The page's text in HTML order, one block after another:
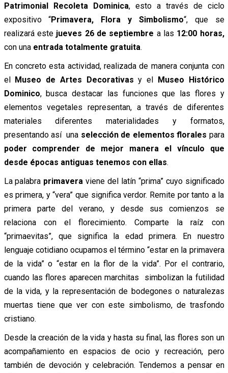
Patrimonial Recoleta Dominica, esto a través de ciclo
expositivo “Primavera, Flora y Simbolismo“, que se
realizará estejueves 26 de septiembre a las 12:00 horas,
con unaentrada totalmente gratuita.
En concreto esta actividad, realizada de manera conjunta con
el Museo de Artes Decorativas y el Museo Histórico
Dominico, busca destacar las funciones que las flores y
elementos vegetales representan, a través de diferentes
materiales diferentes materialidades y formatos,
presentando así una selección de elementos florales para
poder comprender de mejor manera el vínculo que
desde épocas antiguas tenemos con ellas.
La palabra primavera viene del latín “prima” cuyo significado
es primera, y “vera” que significa verdor. Remite por tanto a la
primera parte del verano, y desde sus comienzos se
relaciona con el florecimiento. Comparte la raíz con
“primaevitas”, que significa la edad primera. En nuestro
lenguaje cotidiano ocupamos el término “estar en la primavera
de la vida” o “estar en la flor de la vida”. Por el contrario,
cuando las flores aparecen marchitas simbolizan la futilidad
de la vida, y la representación de bodegones o naturalezas
muertas tiene que ver con este simbolismo, de trasfondo
cristiano.
Desde la creación de la vida y hasta su final, las flores son un
acompañamiento en espacios de ocio y recreación, pero
también de devoción y celebración. Tendemos a pensar en